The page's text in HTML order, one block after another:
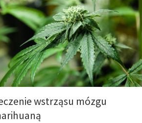
może pomóc w leczeniu wstrząsu
Wstrząs mózgu to stan, który nie należy do
Wiele osób, które go doświadcza, nie czuje
i ma problem z wykonywaniem zadań, które
dzień uważane są za łatwe. Ten brak kontroli
się także na obszar leczenie – […]
wstrząsu mózgu